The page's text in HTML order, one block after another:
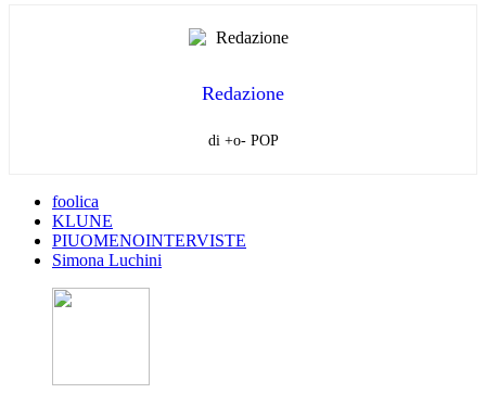
Redazione
di +o- POP
foolica
KLUNE
PIUOMENOINTERVISTE
Simona Luchini